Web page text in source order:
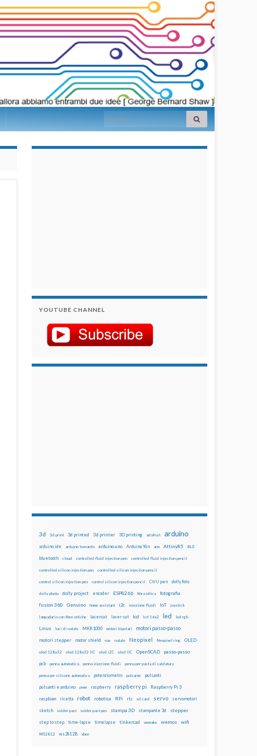
Search for:
YOUTUBE CHANNEL
3d 3d print 3d printed 3d printer 3D printing adafruit arduino
arduino ide arduino leonardo arduino uno Arduino Yún arm Attiny85 BLE
bluetooth cloud controlled fluid injection pen controlled fluid injection pencil
controlled silicon injection pen controlled silicon injection pencil
control silicon injection pen control silicon injection pencil CtrlJ pen dolly foto
dolly photo dolly project encoder ESP8266 fibra ottica fotografia
fusion 360 Genuino home assistant i2c iniezione fluidi IoT joystick
lampadario con fibre ottiche lasercut laser cut lcd lcd 16x2 led led rgb
Linux luci di natale MKR1000 motori bipolari motori passo-passo
motori stepper motor shield nas natale Neopixel Neopixel ring OLED
oled 128x32 oled 128x32 IIC oled i2C oled IIC OpenSCAD passo-passo
pcb penna automatica penna iniezione fluidi penna per pasta di saldatura
penna per silicone automatica potenziometro pulsante pulsanti
pulsanti e arduino pwm raspberry raspberry pi Raspberry Pi 3
raspbian ricetta robot robotica RPi rtc sd card servo servomotori
sketch solder past solder past pen stampa 3D stampante 3d stepper
step to step time-lapse timelapse tinkercad wemake wemos wifi
WS2812 ws2812B xbee